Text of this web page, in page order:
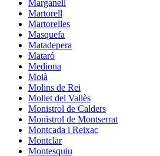
Marganell
Martorell
Martorelles
Masquefa
Matadepera
Mataró
Mediona
Moià
Molins de Rei
Mollet del Vallès
Monistrol de Calders
Monistrol de Montserrat
Montcada i Reixac
Montclar
Montesquiu